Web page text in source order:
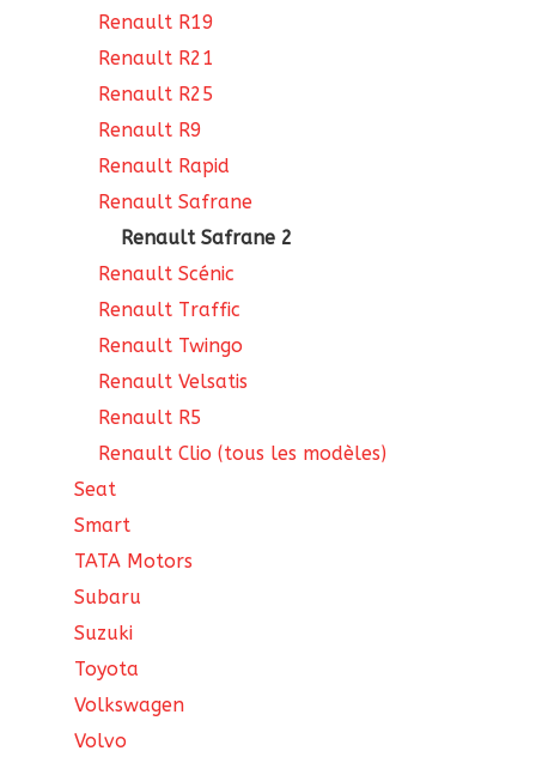
Renault R19
Renault R21
Renault R25
Renault R9
Renault Rapid
Renault Safrane
Renault Safrane 2
Renault Scénic
Renault Traffic
Renault Twingo
Renault Velsatis
Renault R5
Renault Clio (tous les modèles)
Seat
Smart
TATA Motors
Subaru
Suzuki
Toyota
Volkswagen
Volvo